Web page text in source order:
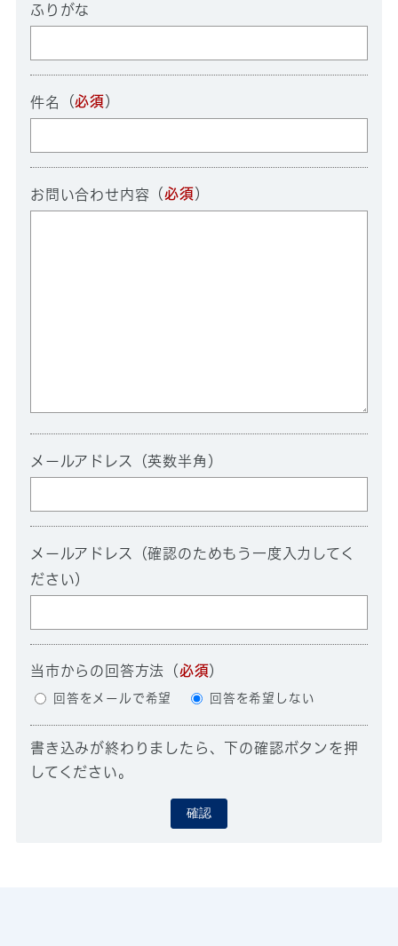
ふりがな
件名 （必須 ）
お問い合わせ内容 （必須 ）
メールアドレス（英数半角）
メールアドレス（確認のためもう一度入力してく
ださい）
当市からの回答方法 （必須）
回答をメールで希望 回答を希望しない
書き込みが終わりましたら、下の確認ボタンを押
してください。
確認